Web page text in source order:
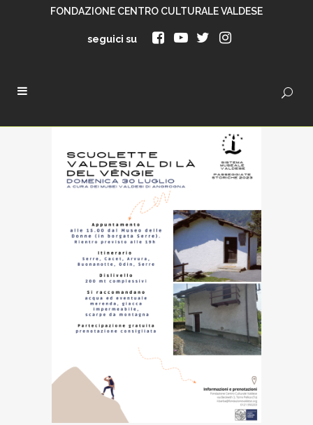
FONDAZIONE CENTRO CULTURALE VALDESE
seguici su